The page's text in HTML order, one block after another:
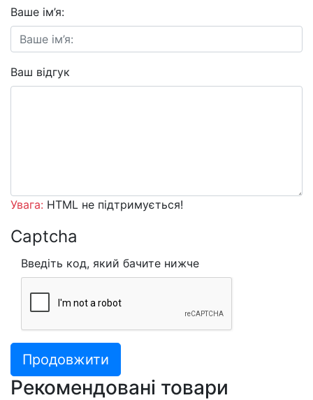
Ваше ім’я:
Ваш відгук
Увага: HTML не підтримується!
Captcha
Введіть код, який бачите нижче
Продовжити
Рекомендовані товари